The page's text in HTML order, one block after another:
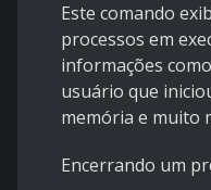
Este comando
processos em
informações
usuário que
memória e muito
Encerrando um